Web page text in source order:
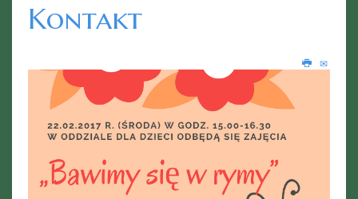
Kontakt